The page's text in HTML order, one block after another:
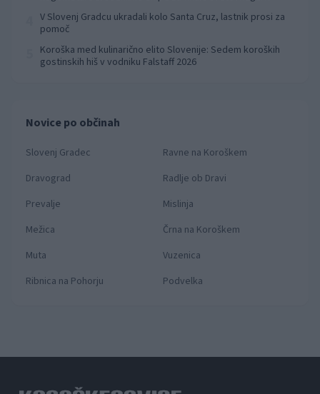
V Slovenj Gradcu ukradali kolo Santa Cruz, lastnik prosi za
pomoč
Koroška med kulinarično elito Slovenije: Sedem koroških
gostinskih hiš v vodniku Falstaff 2026
Novice po občinah
Slovenj Gradec
Ravne na Koroškem
Dravograd
Radlje ob Dravi
Prevalje
Mislinja
Mežica
Črna na Koroškem
Muta
Vuzenica
Ribnica na Pohorju
Podvelka